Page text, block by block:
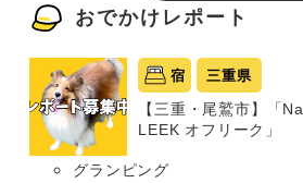
おでかけレポート
宿 三重県
【三重・尾鷲市】「
LEEK オフリーク」
グランピング